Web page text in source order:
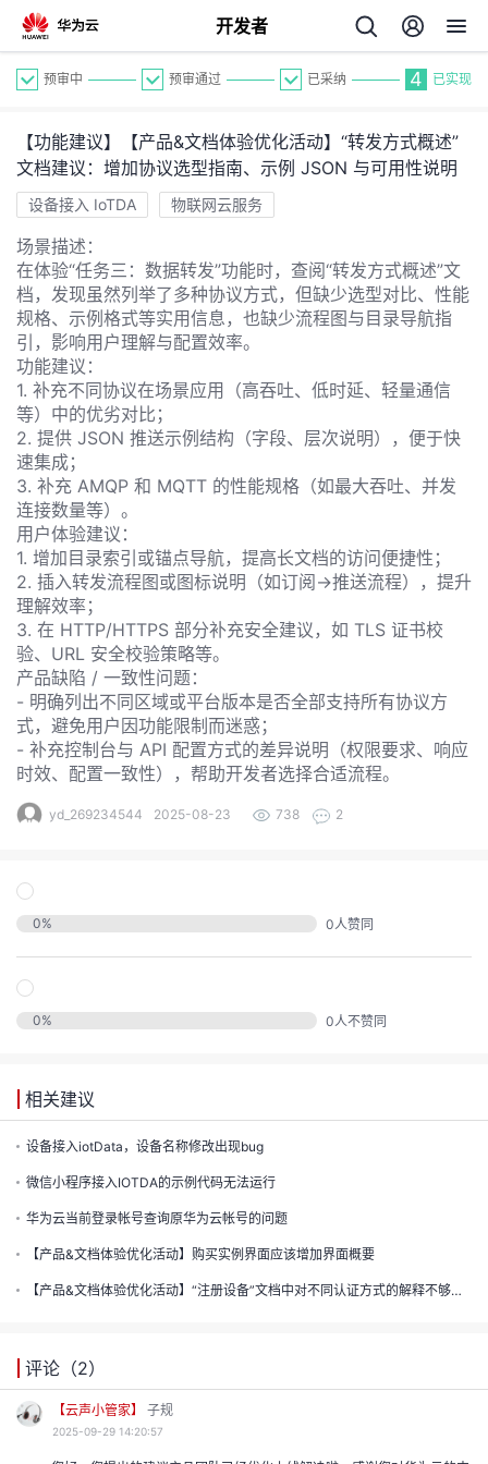
开发者
个
人
主
页
我
的
开
发
者
我
的
博
客
我
的
论
坛
我
的
圈
我
的
播
我
活
的
注
我
的
开
发
者
学
堂
我
的
程
我
认
的
我
收
藏
我
的
Programs
我
的
支
持
我
的
支
我
声
议
预审中 预审通过 已采纳 4 已实现
【功能建议】【产品&文档体验优化活动】“转发方式概述”
文档建议：增加协议选型指南、示例 JSON 与可用性说明
设备接入 IoTDA 物联网云服务
场景描述：
在体验“任务三：数据转发”功能时，查阅“转发方式概述”文
档，发现虽然列举了多种协议方式，但缺少选型对比、性能
规格、示例格式等实用信息，也缺少流程图与目录导航指
引，影响用户理解与配置效率。
功能建议：
1. 补充不同协议在场景应用（高吞吐、低时延、轻量通信
等）中的优劣对比；
2. 提供 JSON 推送示例结构（字段、层次说明），便于快
速集成；
3. 补充 AMQP 和 MQTT 的性能规格（如最大吞吐、并发
连接数量等）。
用户体验建议：
1. 增加目录索引或锚点导航，提高长文档的访问便捷性；
2. 插入转发流程图或图标说明（如订阅→推送流程），提升
理解效率；
3. 在 HTTP/HTTPS 部分补充安全建议，如 TLS 证书校
验、URL 安全校验策略等。
产品缺陷 / 一致性问题：
- 明确列出不同区域或平台版本是否全部支持所有协议方
式，避免用户因功能限制而迷惑；
- 补充控制台与 API 配置方式的差异说明（权限要求、响应
时效、配置一致性），帮助开发者选择合适流程。
yd_269234544 2025-08-23 738 2
0% 0人赞同
0% 0人不赞同
相关建议
设备接入iotData，设备名称修改出现bug
微信小程序接入IOTDA的示例代码无法运行
华为云当前登录帐号查询原华为云帐号的问题
【产品&文档体验优化活动】购买实例界面应该增加界面概要
【产品&文档体验优化活动】“注册设备”文档中对不同认证方式的解释不够清晰
评论（2）
【云声小管家】 子规
2025-09-29 14:20:57